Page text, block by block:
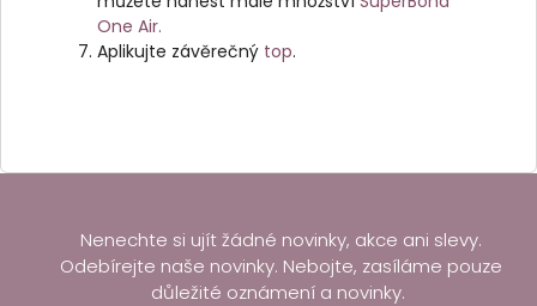
One Air.
Aplikujte závěrečný top.
Nenechte si ujít žádné novinky, akce ani slevy.
Odebírejte naše novinky. Nebojte, zasíláme pouze
důležité oznámení a novinky.